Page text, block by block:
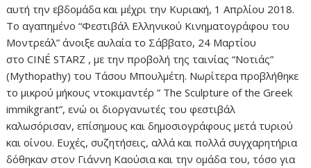
αυτή την εβδομάδα και μέχρι την Κυριακή, 1 Απρλίου 2018.
Το αγαπημένο “Φεστιβάλ Ελληνικού Κινηματογράφου του
Μοντρεάλ” άνοιξε αυλαία το Σάββατο, 24 Μαρτίου
στο CINÉ STARZ , με την προβολή της ταινίας “Νοτιάς”
(Mythopathy) του Τάσου Μπουλμέτη. Νωρίτερα προβλήθηκε
το μικρού μήκους ντοκιμαντέρ ” The Sculpture of the Greek
immikgrant”, ενώ οι διοργανωτές του φεστιβάλ
καλωσόρισαν, επίσημους και δημοσιογράφους μετά τυριού
και οίνου. Ευχές, συζητήσεις, αλλά και πολλά συγχαρητήρια
δόθηκαν στον Γιάννη Καούσια και την ομάδα του, τόσο για